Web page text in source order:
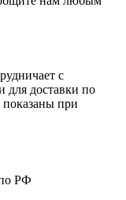
с
доставки по
при
РФ